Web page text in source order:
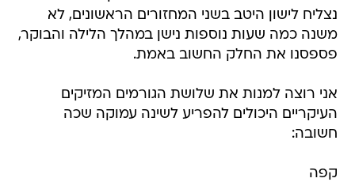
נצליח לישון היטב בשני המחזורים הראשונים, לא
משנה כמה שעות נוספות נישן במהלך הלילה והבוקר,
פספסנו את החלק החשוב באמת.
אני רוצה למנות את שלושת הגורמים המזיקים
העיקריים היכולים להפריע לשינה עמוקה שכה
חשובה:
קפה